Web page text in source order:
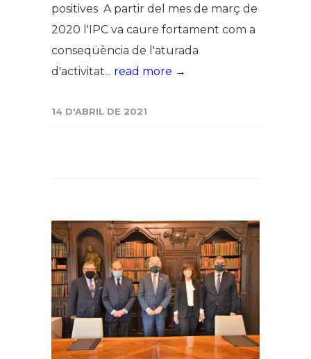
positives A partir del mes de març de
2020 l'IPC va caure fortament com a
conseqüència de l'aturada
d'activitat... read more →
14 D'ABRIL DE 2021